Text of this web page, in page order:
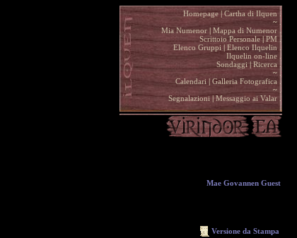
Homepage| Cartha di Ilquen .
~.
Mia Numenor | Mappa di Numenor .
Scrittoio Personale| PM .
Elenco Gruppi | Elenco Ilquelin .
Ilquelin on-line .
Sondaggi | Ricerca .
~.
Calendari | Galleria Fotografica .
~.
Segnalazioni| Messaggio ai Valar .
Mae Govannen Guest
Versione da Stampa